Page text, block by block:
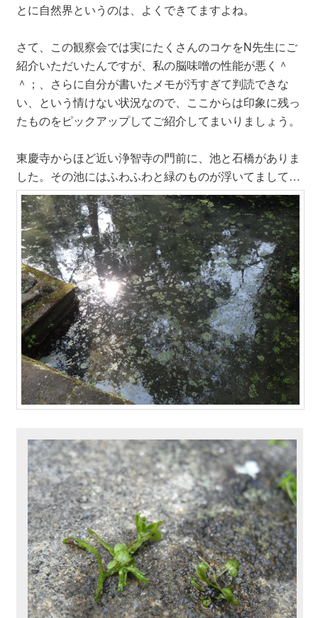
とに自然界というのは、よくできてますよね。
さて、この観察会では実にたくさんのコケをN先生にご
紹介いただいたんですが、私の脳味噌の性能が悪く＾
＾；、さらに自分が書いたメモが汚すぎて判読できな
い、という情けない状況なので、ここからは印象に残っ
たものをピックアップしてご紹介してまいりましょう。
東慶寺からほど近い浄智寺の門前に、池と石橋がありま
した。その池にはふわふわと緑のものが浮いてまして…